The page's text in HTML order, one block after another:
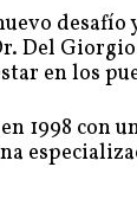
Del
en los
1998 con